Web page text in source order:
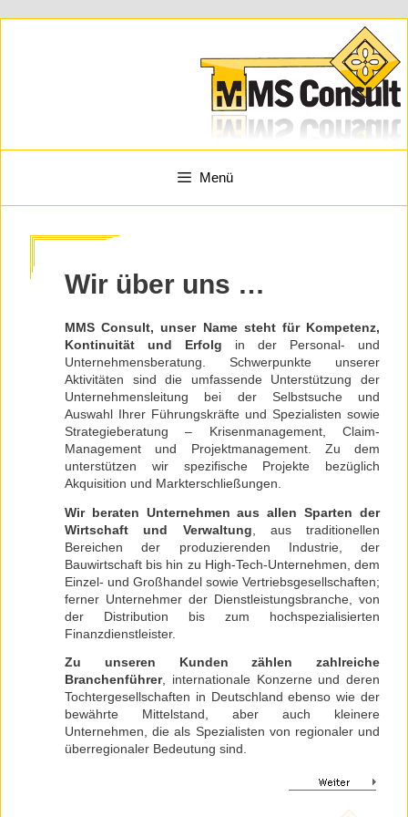
Menü
Wir über uns …
MMS Consult, unser Name steht für Kompetenz,
Kontinuität und Erfolg in der Personal- und
Unternehmensberatung. Schwerpunkte unserer
Aktivitäten sind die umfassende Unterstützung der
Unternehmensleitung bei der Selbstsuche und
Auswahl Ihrer Führungskräfte und Spezialisten sowie
Strategieberatung – Krisenmanagement, Claim-
Management und Projektmanagement. Zu dem
unterstützen wir spezifische Projekte bezüglich
Akquisition und Markterschließungen.
Wir beraten Unternehmen aus allen Sparten der
Wirtschaft und Verwaltung , aus traditionellen
Bereichen der produzierenden Industrie, der
Bauwirtschaft bis hin zu High-Tech-Unternehmen, dem
Einzel- und Großhandel sowie Vertriebsgesellschaften;
ferner Unternehmer der Dienstleistungsbranche, von
der Distribution bis zum hochspezialisierten
Finanzdienstleister.
Zu unseren Kunden zählen zahlreiche
Branchenführer, internationale Konzerne und deren
Tochtergesellschaften in Deutschland ebenso wie der
bewährte Mittelstand, aber auch kleinere
Unternehmen, die als Spezialisten von regionaler und
überregionaler Bedeutung sind.